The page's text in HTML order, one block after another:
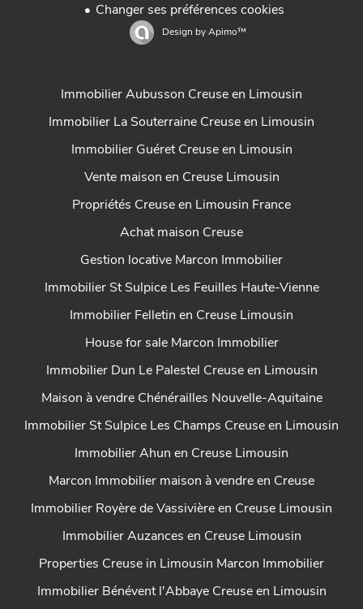
Changer ses préférences cookies
Design by Apimo™
Immobilier Aubusson Creuse en Limousin
Immobilier La Souterraine Creuse en Limousin
Immobilier Guéret Creuse en Limousin
Vente maison en Creuse Limousin
Propriétés Creuse en Limousin France
Achat maison Creuse
Gestion locative Marcon Immobilier
Immobilier St Sulpice Les Feuilles Haute-Vienne
Immobilier Felletin en Creuse Limousin
House for sale Marcon Immobilier
Immobilier Dun Le Palestel Creuse en Limousin
Maison à vendre Chénérailles Nouvelle-Aquitaine
Immobilier St Sulpice Les Champs Creuse en Limousin
Immobilier Ahun en Creuse Limousin
Marcon Immobilier maison à vendre en Creuse
Immobilier Royère de Vassivière en Creuse Limousin
Immobilier Auzances en Creuse Limousin
Properties Creuse in Limousin Marcon Immobilier
Immobilier Bénévent l'Abbaye Creuse en Limousin